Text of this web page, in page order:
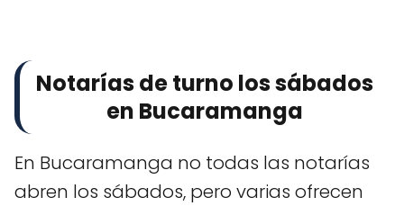
Notarías de turno los sábados
en Bucaramanga
En Bucaramanga no todas las notarías
abren los sábados, pero varias ofrecen